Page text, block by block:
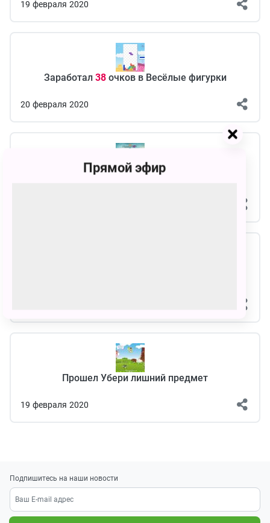
19 февраля 2020
20 февраля 2020
Заработал 38очков в Весёлые фигурки
Jingle Bells на 13%
19 февраля 2020
Прошел Убери лишний предмет
Подпишитесь на наши новости
Прямой эфир